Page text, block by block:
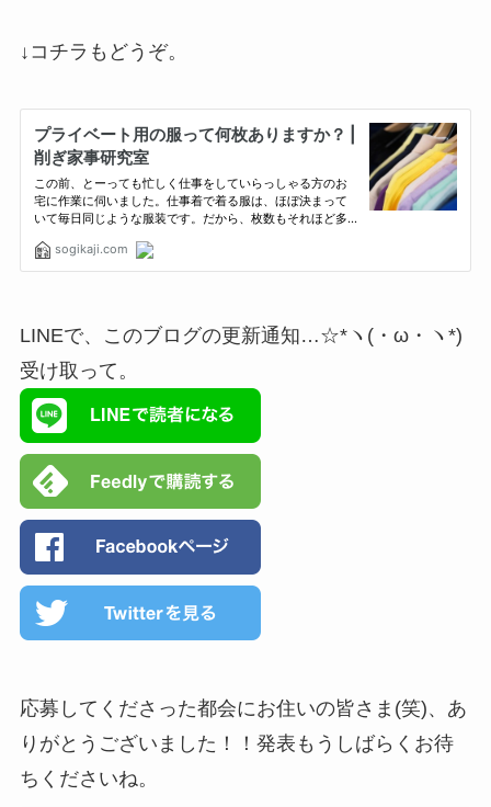
↓コチラもどうぞ。
LINEで、このブログの更新通知…☆*ヽ(・ω・ヽ*)
受け取って。
応募してくださった都会にお住いの皆さま(笑)、あ
りがとうございました！！発表もうしばらくお待
ちくださいね。